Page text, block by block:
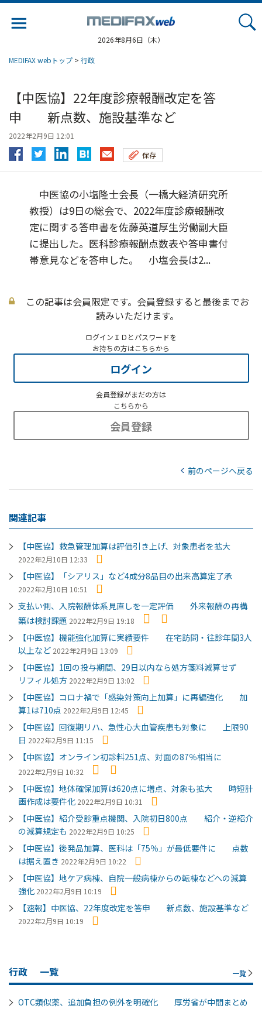
2026年8月6日（木）
MEDIFAX webトップ > 行政
【中医協】22年度診療報酬改定を答
申 新点数、施設基準など
2022年2月9日 12:01
保存
中医協の小塩隆士会長（一橋大経済研究所
教授）は9日の総会で、2022年度診療報酬改
定に関する答申書を佐藤英道厚生労働副大臣
に提出した。医科診療報酬点数表や答申書付
帯意見などを答申した。 小塩会長は2...
この記事は会員限定です。会員登録すると最後までお
読みいただけます。
ログインＩＤとパスワードを
お持ちの方はこちらから
ログイン
会員登録がまだの方は
こちらから
会員登録
前のページへ戻る
関連記事
【中医協】救急管理加算は評価引き上げ、対象患者を拡大
2022年2月10日 12:33
【中医協】「シアリス」など4成分8品目の出来高算定了承
2022年2月10日 10:51
支払い側、入院報酬体系見直しを一定評価 外来報酬の再構
築は検討課題 2022年2月9日 19:18
【中医協】機能強化加算に実績要件 在宅訪問・往診年間3人
以上など 2022年2月9日 13:09
【中医協】1回の投与期間、29日以内なら処方箋料減算せず
リフィル処方 2022年2月9日 13:02
【中医協】コロナ禍で「感染対策向上加算」に再編強化 加
算1は710点 2022年2月9日 12:45
【中医協】回復期リハ、急性心大血管疾患も対象に 上限90
日 2022年2月9日 11:15
【中医協】オンライン初診料251点、対面の87％相当に
2022年2月9日 10:32
【中医協】地体確保加算は620点に増点、対象も拡大 時短計
画作成は要件化 2022年2月9日 10:31
【中医協】紹介受診重点機関、入院初日800点 紹介・逆紹介
の減算規定も 2022年2月9日 10:25
【中医協】後発品加算、医科は「75％」が最低要件に 点数
は据え置き 2022年2月9日 10:22
【中医協】地ケア病棟、自院一般病棟からの転棟などへの減算
強化 2022年2月9日 10:19
【速報】中医協、22年度改定を答申 新点数、施設基準など
2022年2月9日 10:19
行政 一覧 一覧
OTC類似薬、追加負担の例外を明確化 厚労省が中間まとめ